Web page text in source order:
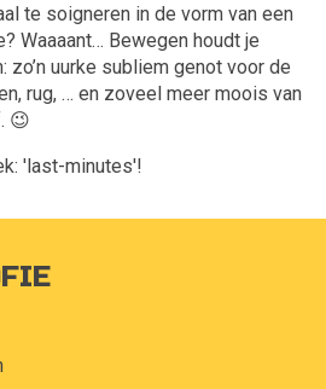
te soigneren in de vorm van een
Waaaant… Bewegen houdt je
zo’n uurke subliem genot voor de
rug, … en zoveel meer moois van
😉
'last-minutes'!